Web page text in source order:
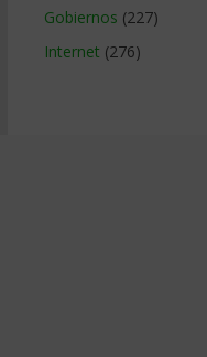
Gobiernos (227)
Internet (276)